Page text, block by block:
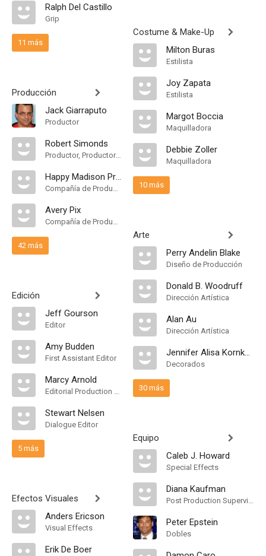
Ralph Del Castillo
Grip
11 más
Producción
Jack Giarraputo
Productor
Robert Simonds
Productor, Productor Ejecutivo
Happy Madison Productions
Compañía de Produccion
Avery Pix
Compañía de Produccion
42 más
Edición
Jeff Gourson
Editor
Amy Budden
First Assistant Editor
Marcy Arnold
Editorial Production Assistant
Stewart Nelsen
Dialogue Editor
5 más
Efectos Visuales
Anders Ericson
Visual Effects
Erik De Boer
Costume & Make-Up
Milton Buras
Estilista
Joy Zapata
Estilista
Margot Boccia
Maquilladora
Debbie Zoller
Maquilladora
10 más
Arte
Perry Andelin Blake
Diseño de Producción
Donald B. Woodruff
Dirección Artística
Alan Au
Dirección Artística
Jennifer Alisa Kornkosar
Decorados
30 más
Equipo
Caleb J. Howard
Special Effects
Diana Kaufman
Post Production Supervisor
Peter Epstein
Dobles